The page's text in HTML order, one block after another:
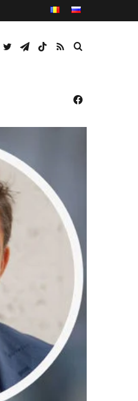
Caută
RSS
TikTok
Telegram
Twitter
Facebook